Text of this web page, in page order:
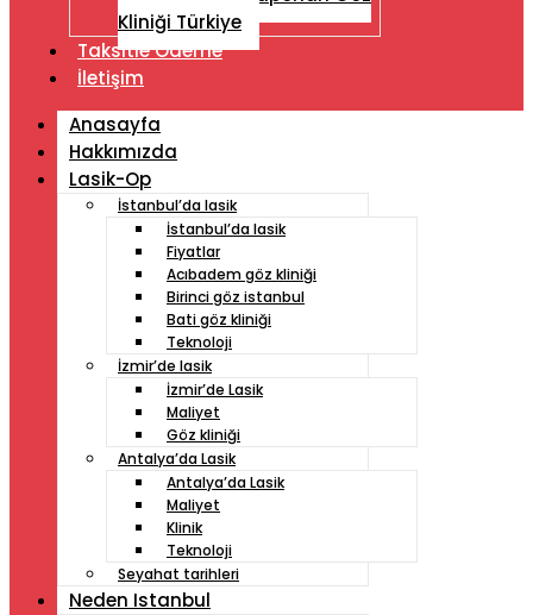
Kliniği Türkiye
Taksitle Ödeme
İletişim
Anasayfa
Hakkımızda
Lasik-Op
İstanbul’da lasik
İstanbul’da lasik
Fiyatlar
Acıbadem göz kliniği
Birinci göz istanbul
Bati göz kliniği
Teknoloji
İzmir’de lasik
İzmir’de Lasik
Maliyet
Göz kliniği
Antalya’da Lasik
Antalya’da Lasik
Maliyet
Klinik
Teknoloji
Seyahat tarihleri
Neden Istanbul